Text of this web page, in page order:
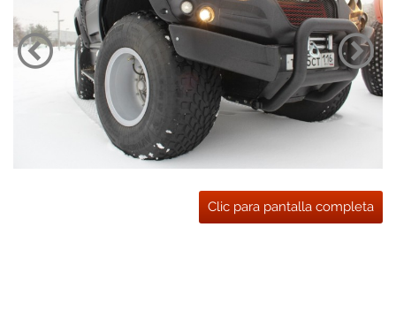
Clic para pantalla completa